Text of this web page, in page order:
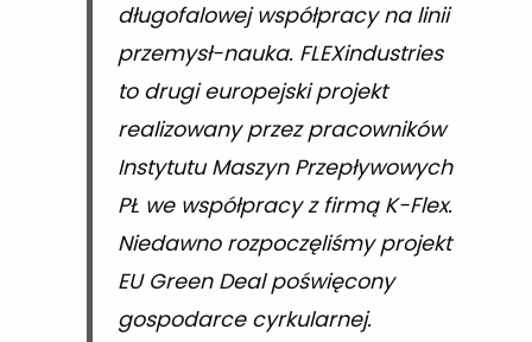
długofalowej współpracy na linii
przemysł-nauka. FLEXindustries
to drugi europejski projekt
realizowany przez pracowników
Instytutu Maszyn Przepływowych
PŁ we współpracy z firmą K-Flex.
Niedawno rozpoczęliśmy projekt
EU Green Deal poświęcony
gospodarce cyrkularnej.